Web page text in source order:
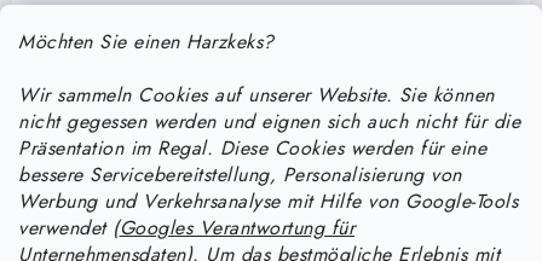
Möchten Sie einen Harzkeks?
Wir sammeln Cookies auf unserer Website. Sie können
nicht gegessen werden und eignen sich auch nicht für die
Präsentation im Regal. Diese Cookies werden für eine
bessere Servicebereitstellung, Personalisierung von
Werbung und Verkehrsanalyse mit Hilfe von Google-Tools
verwendet (Googles Verantwortung für
Unternehmensdaten). Um das bestmögliche Erlebnis mit